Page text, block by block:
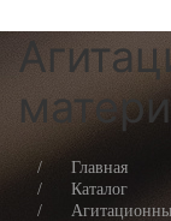
Главная
Каталог